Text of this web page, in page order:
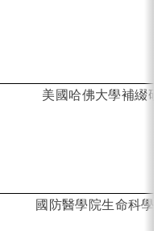
美國哈佛大學補綴研
國防醫學院生命科學